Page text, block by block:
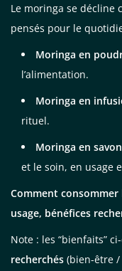
Le moringa se décline
pensés pour le
Moringa en
l’alimentation.
Moringa en
rituel.
Moringa en savon
et le soin, en usage
Comment
usage, bénéfices
Note : les “bienfaits”
recherchés (bien-être